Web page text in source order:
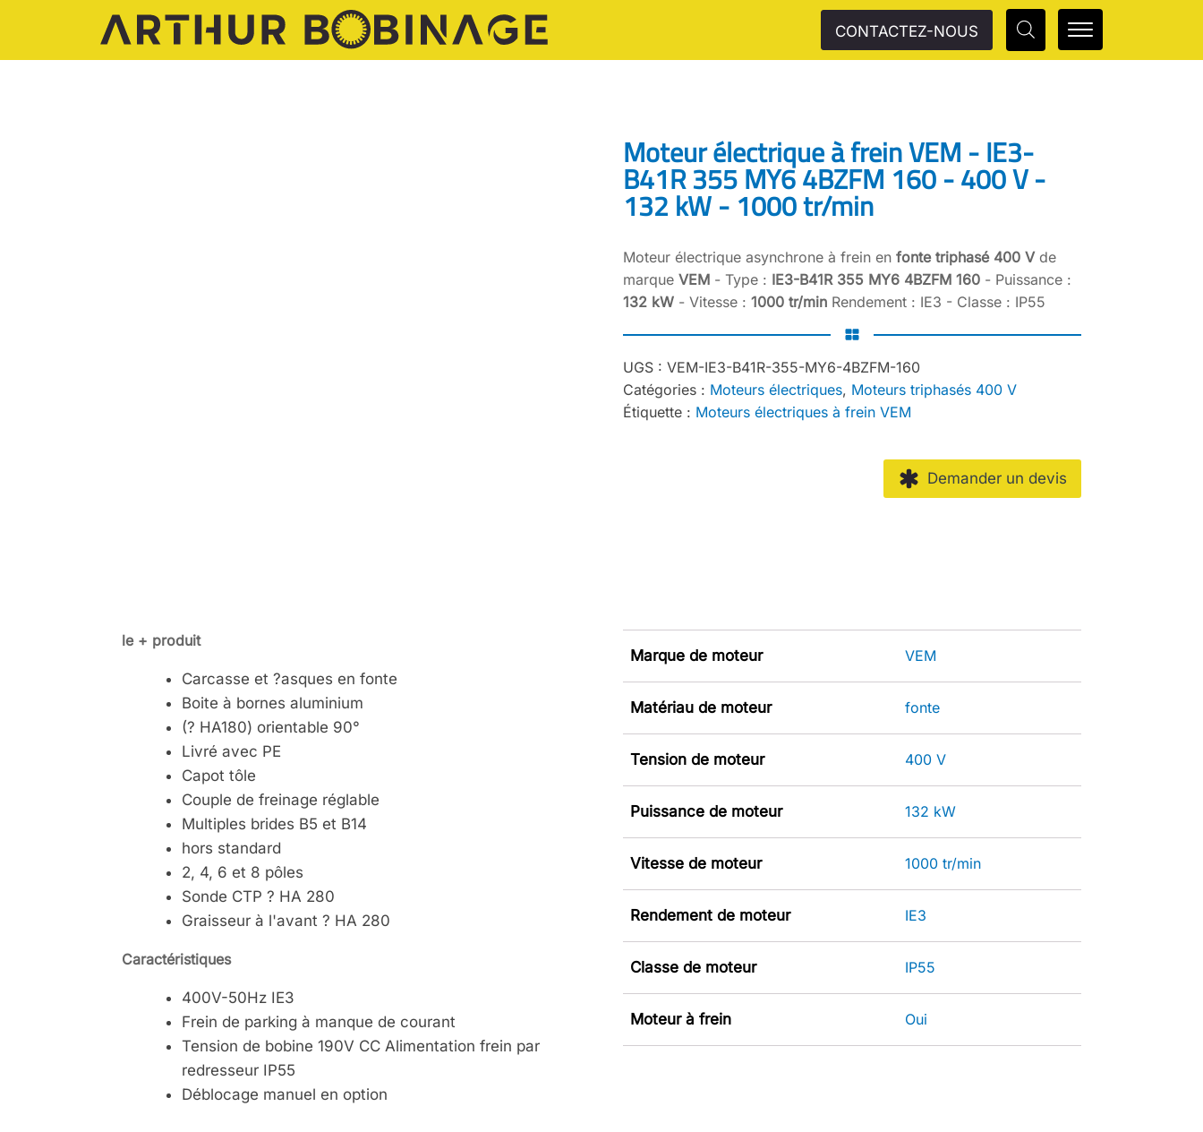
CONTACTEZ-NOUS
Moteur électrique à frein VEM - IE3-
B41R 355 MY6 4BZFM 160 - 400 V -
132 kW - 1000 tr/min
Moteur électrique asynchrone à frein en fonte triphasé 400 V de
marque VEM - Type : IE3-B41R 355 MY6 4BZFM 160 - Puissance :
132 kW - Vitesse : 1000 tr/min Rendement : IE3 - Classe : IP55
UGS : VEM-IE3-B41R-355-MY6-4BZFM-160
Catégories : Moteurs électriques, Moteurs triphasés 400 V
Étiquette : Moteurs électriques à frein VEM
Demander un devis
le + produit
Carcasse et ?asques en fonte
Boite à bornes aluminium
(? HA180) orientable 90°
Livré avec PE
Capot tôle
Couple de freinage réglable
Multiples brides B5 et B14
hors standard
2, 4, 6 et 8 pôles
Sonde CTP ? HA 280
Graisseur à l'avant ? HA 280
Caractéristiques
400V-50Hz IE3
Frein de parking à manque de courant
Tension de bobine 190V CC Alimentation frein par
redresseur IP55
Déblocage manuel en option
Marque de moteur VEM
Matériau de moteur fonte
Tension de moteur 400 V
Puissance de moteur 132 kW
Vitesse de moteur 1000 tr/min
Rendement de moteur IE3
Classe de moteur IP55
Moteur à frein Oui